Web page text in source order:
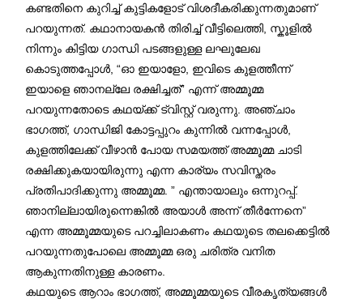
കണ്ടതിനെ കുറിച്ച് കുട്ടികളോട് വിശദീകരിക്കുന്നതുമാണ്
പറയുന്നത്. കഥാനായകൻ തിരിച്ച് വീട്ടിലെത്തി, സ്കൂളിൽ
നിന്നും കിട്ടിയ ഗാന്ധി പടങ്ങളുള്ള ലഘുലേഖ
കൊടുത്തപ്പോൾ, “ഓ ഇയാളോ, ഇവിടെ കുളത്തീന്ന്
ഇയാളെ ഞാനല്ലേ രക്ഷിച്ചത്” എന്ന് അമ്മൂമ്മ
പറയുന്നതോടെ കഥയ്ക്ക് ട്വിസ്റ്റ് വരുന്നു. അഞ്ചാം
ഭാഗത്ത്, ഗാന്ധിജി കോട്ടപ്പുറം കുന്നിൽ വന്നപ്പോൾ,
കുളത്തിലേക്ക് വീഴാൻ പോയ സമയത്ത് അമ്മൂമ്മ ചാടി
രക്ഷിക്കുകയായിരുന്നു എന്ന കാര്യം സവിസ്തരം
പ്രതിപാദിക്കുന്നു അമ്മൂമ്മ. ” എന്തായാലും ഒന്നുറപ്പ്.
ഞാനില്ലായിരുന്നെങ്കിൽ അയാൾ അന്ന് തീർന്നേനെ”
എന്ന അമ്മൂമ്മയുടെ പറച്ചിലാകണം കഥയുടെ തലക്കെട്ടിൽ
പറയുന്നതുപോലെ അമ്മൂമ്മ ഒരു ചരിത്ര വനിത
ആകുന്നതിനുള്ള കാരണം.
കഥയുടെ ആറാം ഭാഗത്ത്, അമ്മൂമ്മയുടെ വീരകൃത്യങ്ങൾ